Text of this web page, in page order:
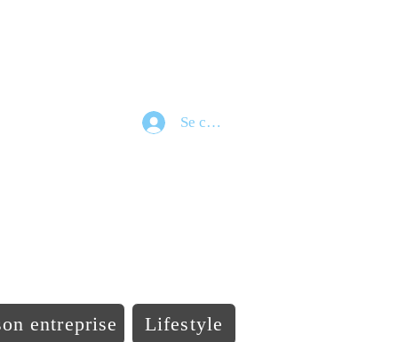
Se connecter
entreprise Lifestyle